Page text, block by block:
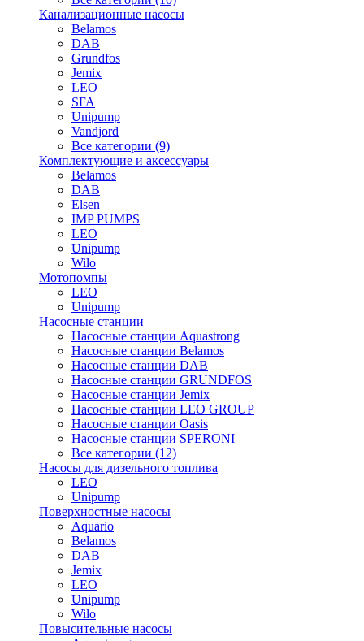
Канализационные насосы
Belamos
DAB
Grundfos
Jemix
LEO
SFA
Unipump
Vandjord
Все категории (9)
Комплектующие и аксессуары
Belamos
DAB
Elsen
IMP PUMPS
LEO
Unipump
Wilo
Мотопомпы
LEO
Unipump
Насосные станции
Насосные станции Aquastrong
Насосные станции Belamos
Насосные станции DAB
Насосные станции GRUNDFOS
Насосные станции Jemix
Насосные станции LEO GROUP
Насосные станции Oasis
Насосные станции SPERONI
Все категории (12)
Насосы для дизельного топлива
LEO
Unipump
Поверхностные насосы
Aquario
Belamos
DAB
Jemix
LEO
Unipump
Wilo
Повысительные насосы